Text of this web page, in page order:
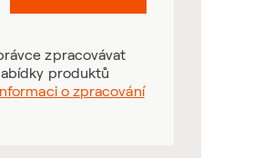
zpracovávat
produktů
o zpracování